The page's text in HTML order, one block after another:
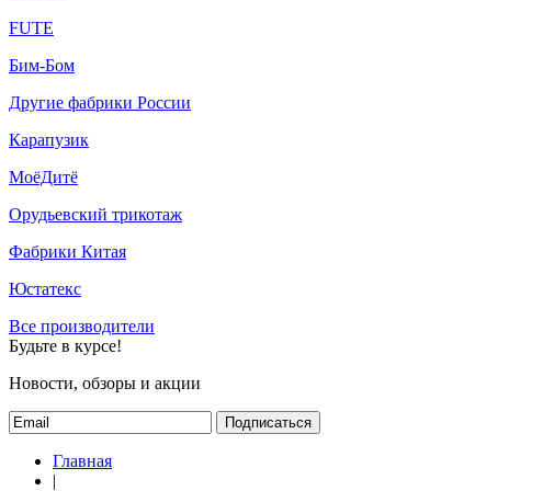
FUTE
Бим-Бом
Другие фабрики России
Карапузик
МоёДитё
Орудьевский трикотаж
Фабрики Китая
Юстатекс
Все производители
Будьте в курсе!
Новости, обзоры и акции
Подписаться
Главная
|